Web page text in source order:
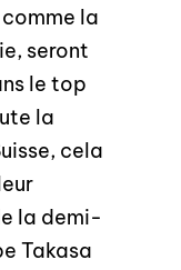
la
seront
le top
la
cela
la demi-
Takasa